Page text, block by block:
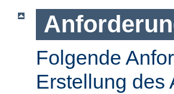
Folgende
Erstellung des